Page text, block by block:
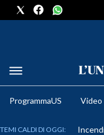
METEO
ProgrammaUS Video
TEMI CALDI DI OGGI: